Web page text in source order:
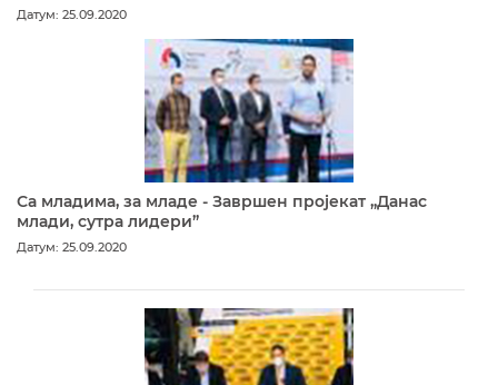
Датум: 25.09.2020
Са младима, за младе - Завршен пројекат „Данас
млади, сутра лидери”
Датум: 25.09.2020